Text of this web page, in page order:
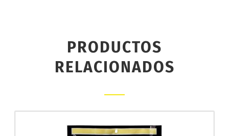
PRODUCTOS
RELACIONADOS